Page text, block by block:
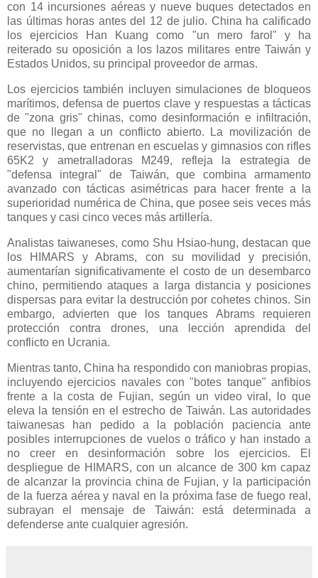
con 14 incursiones aéreas y nueve buques detectados en
las últimas horas antes del 12 de julio. China ha calificado
los ejercicios Han Kuang como "un mero farol" y ha
reiterado su oposición a los lazos militares entre Taiwán y
Estados Unidos, su principal proveedor de armas.
Los ejercicios también incluyen simulaciones de bloqueos
marítimos, defensa de puertos clave y respuestas a tácticas
de "zona gris" chinas, como desinformación e infiltración,
que no llegan a un conflicto abierto. La movilización de
reservistas, que entrenan en escuelas y gimnasios con rifles
65K2 y ametralladoras M249, refleja la estrategia de
"defensa integral" de Taiwán, que combina armamento
avanzado con tácticas asimétricas para hacer frente a la
superioridad numérica de China, que posee seis veces más
tanques y casi cinco veces más artillería.
Analistas taiwaneses, como Shu Hsiao-hung, destacan que
los HIMARS y Abrams, con su movilidad y precisión,
aumentarían significativamente el costo de un desembarco
chino, permitiendo ataques a larga distancia y posiciones
dispersas para evitar la destrucción por cohetes chinos. Sin
embargo, advierten que los tanques Abrams requieren
protección contra drones, una lección aprendida del
conflicto en Ucrania.
Mientras tanto, China ha respondido con maniobras propias,
incluyendo ejercicios navales con "botes tanque" anfibios
frente a la costa de Fujian, según un video viral, lo que
eleva la tensión en el estrecho de Taiwán. Las autoridades
taiwanesas han pedido a la población paciencia ante
posibles interrupciones de vuelos o tráfico y han instado a
no creer en desinformación sobre los ejercicios. El
despliegue de HIMARS, con un alcance de 300 km capaz
de alcanzar la provincia china de Fujian, y la participación
de la fuerza aérea y naval en la próxima fase de fuego real,
subrayan el mensaje de Taiwán: está determinada a
defenderse ante cualquier agresión.